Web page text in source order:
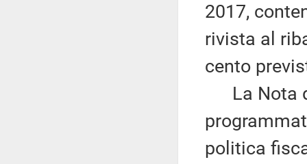
2017,
rivista al
cento
La Nota
politica